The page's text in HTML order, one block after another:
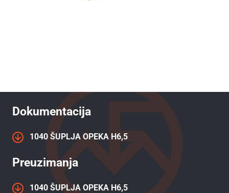
Dokumentacija
1040 ŠUPLJA OPEKA H6,5
Preuzimanja
1040 ŠUPLJA OPEKA H6,5